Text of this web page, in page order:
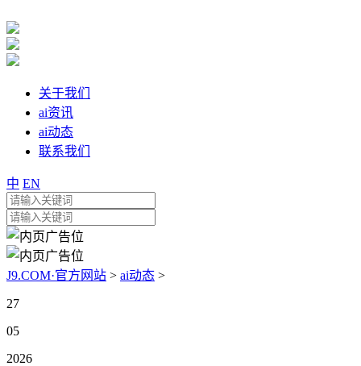
关于我们
ai资讯
ai动态
联系我们
中 EN
J9.COM·官方网站 > ai动态 >
27
05
2026